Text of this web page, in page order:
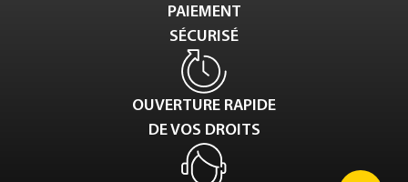
PAIEMENT
SÉCURISÉ
OUVERTURE RAPIDE
DE VOS DROITS